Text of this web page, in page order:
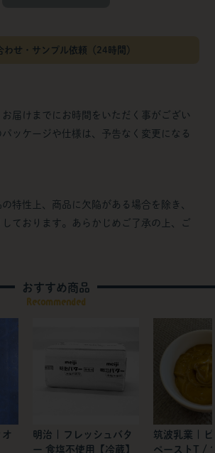
わせ・サンプル依頼（24時間）
届けまでにお時間をいただく事がござい
ッケージや仕様は、予告なく変更になる
特性上、商品に欠陥がある場合を除き、
ております。あらかじめご了承の上、ご
おすすめ商品
Recommended
明治 | フレッシュバタ
ー 食塩不使用【冷蔵】
筑波乳業 |
ペーストT /